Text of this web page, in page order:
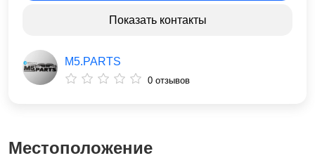
Местоположение
Показать контакты
M5.PARTS
0 отзывов